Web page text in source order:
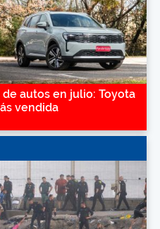
autos en julio: Toyota
vendida